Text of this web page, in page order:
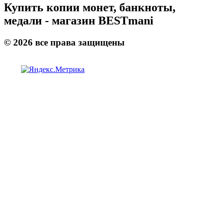
Купить копии монет, банкноты,
медали - магазин BESTmani
© 2026 все права защищены